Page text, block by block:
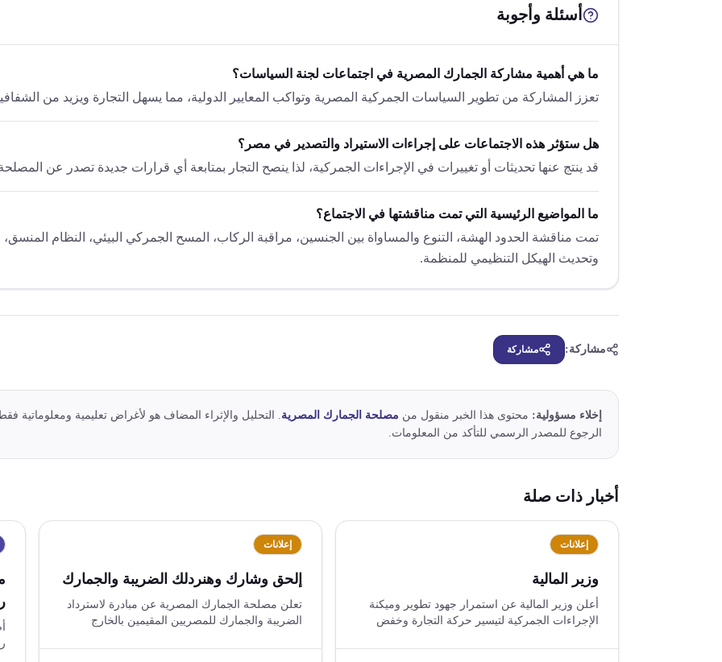
أسئلة وأجوبة
ما هي أهمية مشاركة الجمارك المصرية في اجتماعات لجنة السياسات؟
تعزز المشاركة من تطوير السياسات الجمركية المصرية وتواكب المعايير الدولية، مما يسهل التجارة ويزيد من
هل ستؤثر هذه الاجتماعات على إجراءات الاستيراد والتصدير في مصر؟
قد ينتج عنها تحديثات أو تغييرات في الإجراءات الجمركية، لذا ينصح التجار بمتابعة أي قرارات جديدة تصدر عن
ما المواضيع الرئيسية التي تمت مناقشتها في الاجتماع؟
تمت مناقشة الحدود الهشة، التنوع والمساواة بين الجنسين، مراقبة الركاب، المسح الجمركي البيئي، النظام المنسق،
وتحديث الهيكل التنظيمي للمنظمة.
مشاركة: مشاركة
إخلاء مسؤولية: محتوى هذا الخبر منقول من مصلحة الجمارك المصرية. التحليل والإثراء المضاف هو لأغراض تعليمية ومعلوماتية
الرجوع للمصدر الرسمي للتأكد من المعلومات.
أخبار ذات صلة
إعلانات
وزير المالية
أعلن وزير المالية عن استمرار جهود تطوير وميكنة
الإجراءات الجمركية لتيسير حركة التجارة وخفض
الإفراج الجمركي عن السلع الاستراتيجية ومستلزمات
إعلانات
إلحق وشارك وهنردلك الضريبة والجمارك
تعلن مصلحة الجمارك المصرية عن مبادرة لاسترداد
الضريبة والجمارك للمصريين المقيمين بالخارج
تواصل للاستفسار وتحميل تطبيق خاص بالمبادرة.